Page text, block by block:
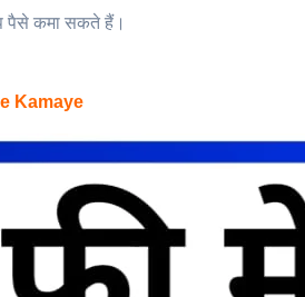
पैसे कमा सकते हैं।
Kamaye